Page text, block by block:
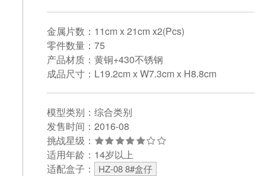
金属片数：11cm x 21cm x2(Pcs)
零件数量：75
产品材质：黄铜+430不锈钢
成品尺寸：L19.2cm x W7.3cm x H8.8cm
模型类别：综合类别
发售时间：2016-08
挑战星级：
适用年龄：14岁以上
适配盒子：
HZ-08 8#盒仔